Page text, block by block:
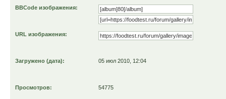
BBCode изображения:
URL изображения:
Загружено (дата): 05 июл 2010, 12:04
Просмотров: 54775